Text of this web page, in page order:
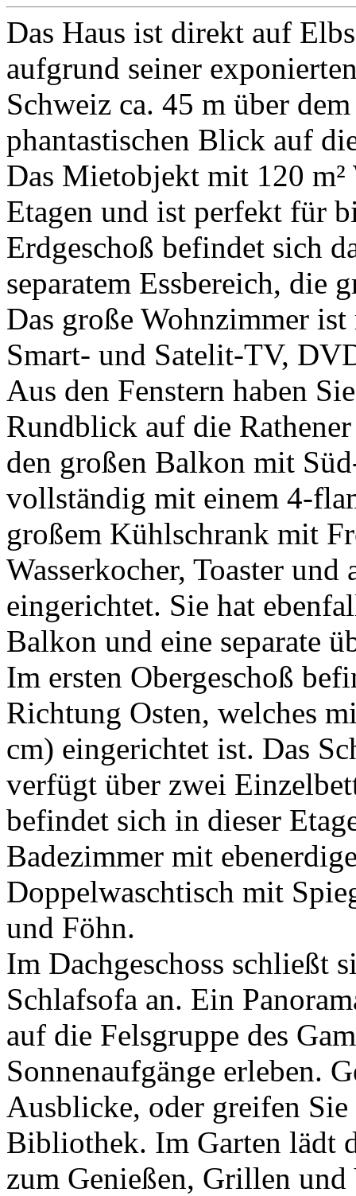
Das Haus ist direkt auf
aufgrund seiner
Schweiz ca. 45 m über
phantastischen Blick auf
Das Mietobjekt mit 120
Etagen und ist perfekt für
Erdgeschoß befindet sich
separatem Essbereich, die
Das große Wohnzimmer
Smart- und Satelit-TV,
Aus den Fenstern haben
Rundblick auf die
den großen Balkon mit
vollständig mit einem 4-
großem Kühlschrank mit
Wasserkocher, Toaster und
eingerichtet. Sie hat
Balkon und eine separate
Im ersten Obergeschoß
Richtung Osten, welches
cm) eingerichtet ist. Das
verfügt über zwei
befindet sich in dieser
Badezimmer mit
Doppelwaschtisch mit
und Föhn.
Im Dachgeschoss schließt
Schlafsofa an. Ein
auf die Felsgruppe des
Sonnenaufgänge erleben.
Ausblicke, oder greifen
Bibliothek. Im Garten lädt
zum Genießen, Grillen